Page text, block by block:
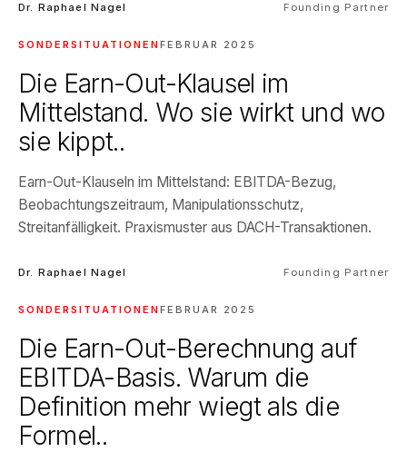
Dr. Raphael Nagel Founding Partner
SONDERSITUATIONENFEBRUAR 2025
Die Earn-Out-Klausel im
Mittelstand. Wo sie wirkt und wo
sie kippt..
Earn-Out-Klauseln im Mittelstand: EBITDA-Bezug,
Beobachtungszeitraum, Manipulationsschutz,
Streitanfälligkeit. Praxismuster aus DACH-Transaktionen.
Dr. Raphael Nagel Founding Partner
SONDERSITUATIONENFEBRUAR 2025
Die Earn-Out-Berechnung auf
EBITDA-Basis. Warum die
Definition mehr wiegt als die
Formel..